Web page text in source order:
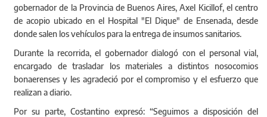
gobernador de la Provincia de Buenos Aires, Axel Kicillof, el centro
de acopio ubicado en el Hospital "El Dique" de Ensenada, desde
donde salen los vehículos para la entrega de insumos sanitarios.
Durante la recorrida, el gobernador dialogó con el personal vial,
encargado de trasladar los materiales a distintos nosocomios
bonaerenses y les agradeció por el compromiso y el esfuerzo que
realizan a diario.
Por su parte, Costantino expresó: “Seguimos a disposición del